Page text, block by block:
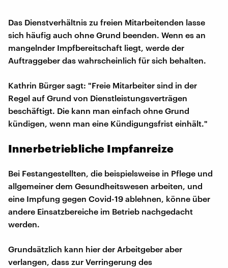
Das Dienstverhältnis zu freien Mitarbeitenden lasse
sich häufig auch ohne Grund beenden. Wenn es an
mangelnder Impfbereitschaft liegt, werde der
Auftraggeber das wahrscheinlich für sich behalten.
Kathrin Bürger sagt: "Freie Mitarbeiter sind in der
Regel auf Grund von Dienstleistungsverträgen
beschäftigt. Die kann man einfach ohne Grund
kündigen, wenn man eine Kündigungsfrist einhält."
Innerbetriebliche Impfanreize
Bei Festangestellten, die beispielsweise in Pflege und
allgemeiner dem Gesundheitswesen arbeiten, und
eine Impfung gegen Covid-19 ablehnen, könne über
andere Einsatzbereiche im Betrieb nachgedacht
werden.
Grundsätzlich kann hier der Arbeitgeber aber
verlangen, dass zur Verringerung des